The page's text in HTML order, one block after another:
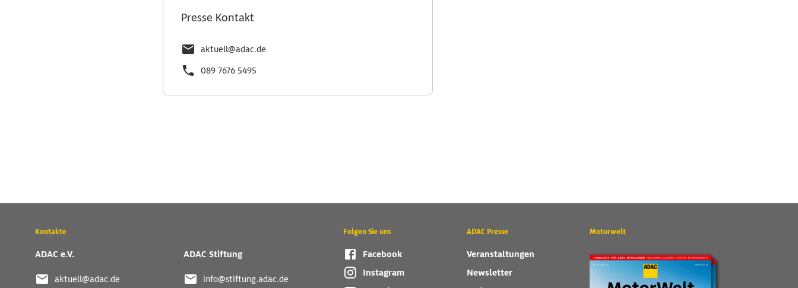
Presse Kontakt
aktuell@adac.de
089 7676 5495
Wichtige
und
Links
Kontakte
ADAC e.V.
aktuell@adac.de
ADAC Stiftung
info@stiftung.adac.de
Folgen Sie uns
Facebook
Instagram
ADAC Presse
Veranstaltungen
Newsletter
Motorwelt